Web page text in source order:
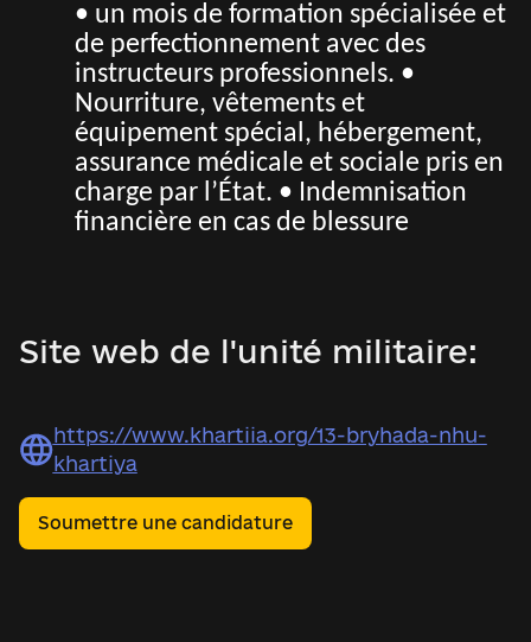
• un mois de formation spécialisée et
de perfectionnement avec des
instructeurs professionnels. •
Nourriture, vêtements et
équipement spécial, hébergement,
assurance médicale et sociale pris en
charge par l’État. • Indemnisation
financière en cas de blessure
Site web de l'unité militaire:
https://www.khartiia.org/13-bryhada-nhu-
khartiya
Soumettre une candidature